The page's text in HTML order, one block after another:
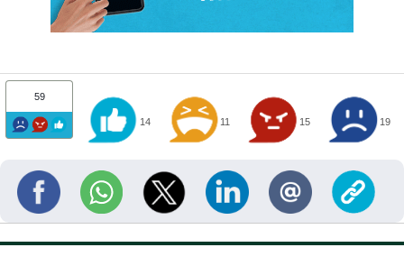
59
14 11 15 19